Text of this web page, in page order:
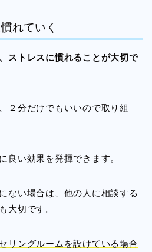
れていく
ストレスに慣れることが大切で
２分だけでもいいので取り組
良い効果を発揮できます。
ない場合は、他の人に相談する
大切です。
リングルームを設けている場合